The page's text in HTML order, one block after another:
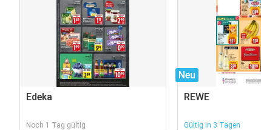
Edeka
Noch 1 Tag gültig
Neu
REWE
Gültig in 3 Tagen